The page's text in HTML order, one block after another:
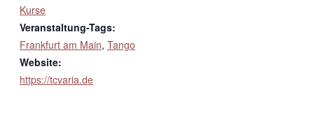
Kurse
Veranstaltung-Tags:
Frankfurt am Main, Tango
Website:
https://tcvaria.de